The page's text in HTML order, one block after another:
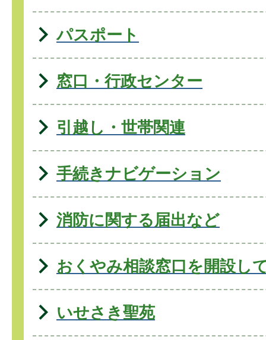
パスポート
窓口・行政センター
引越し・世帯関連
手続きナビゲーション
消防に関する届出など
おくやみ相談窓口を開設し
いせさき聖苑